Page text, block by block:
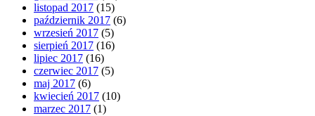
listopad 2017 (15)
październik 2017 (6)
wrzesień 2017 (5)
sierpień 2017 (16)
lipiec 2017 (16)
czerwiec 2017 (5)
maj 2017 (6)
kwiecień 2017 (10)
marzec 2017 (1)